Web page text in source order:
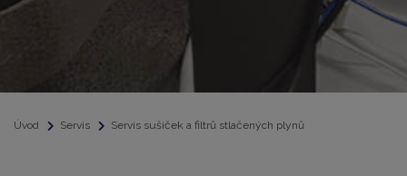
Úvod Servis Servis sušiček a filtrů stlačených plynů